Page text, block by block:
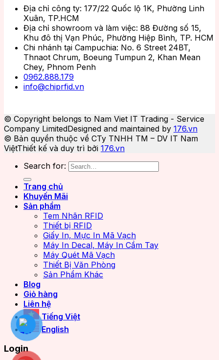
Địa chỉ công ty: 177/22 Quốc lộ 1K, Phường Linh
Xuân, TP.HCM
Địa chỉ showroom và làm việc: 88 Đường số 15,
Khu đô thị Vạn Phúc, Phường Hiệp Bình, TP. HCM
Chi nhánh tại Campuchia: No. 6 Street 24BT,
Thnaot Chrum, Boeung Tumpun 2, Khan Mean
Chey, Phnom Penh
0962.888.179
info@chiprfid.vn
© Copyright belongs to Nam Viet IT Trading - Service
Company LimitedDesigned and maintained by 176.vn
© Bản quyền thuộc về CTy TNHH TM – DV IT Nam
ViệtThiết kế và duy trì bởi 176.vn
Search for:
Trang chủ
Khuyến Mãi
Sản phẩm
Tem Nhãn RFID
Thiết bị RFID
Giấy In, Mực In Mã Vạch
Máy In Decal, Máy In Cầm Tay
Máy Quét Mã Vạch
Thiết Bị Văn Phòng
Sản Phẩm Khác
Blog
Giỏ hàng
Liên hệ
Tiếng Việt
English
Login